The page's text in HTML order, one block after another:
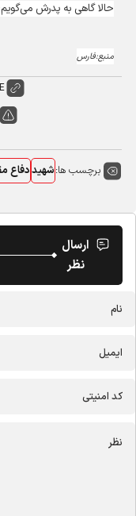
حالا گاهی به پدرش
منبع:فارس
برچسب ها:شهیددفاع
ارسال
نظر